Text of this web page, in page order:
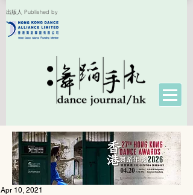
出版人 Published by
Apr 10, 2021